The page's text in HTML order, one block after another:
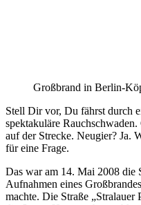
Großbrand in Berlin-
Stell Dir vor, Du fährst durch
spektakuläre
auf der Strecke. Neugier? Ja.
für eine Frage.
Das war am 14. Mai 2008 die
Aufnahmen eines
machte. Die Straße „Stralauer